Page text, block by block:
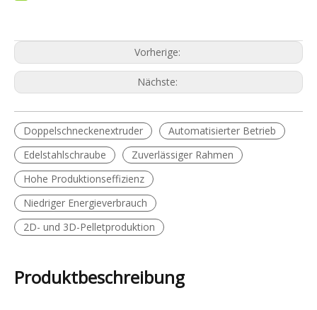
Vorherige:
Nächste:
Doppelschneckenextruder
Automatisierter Betrieb
Edelstahlschraube
Zuverlässiger Rahmen
Hohe Produktionseffizienz
Niedriger Energieverbrauch
2D- und 3D-Pelletproduktion
Produktbeschreibung